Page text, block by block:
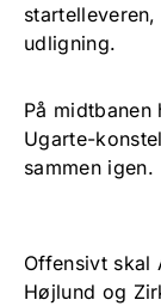
udligning.
På
Ugarte-
sammen igen.
Offensivt skal
Højlund og